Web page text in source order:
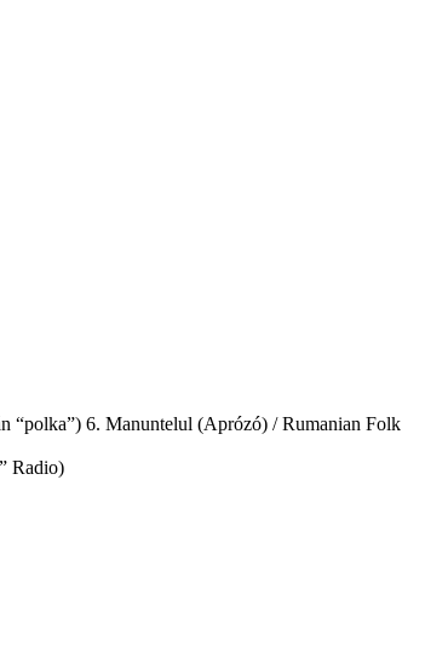
“polka”) 6. Manuntelul (Aprózó) / Rumanian Folk
Radio)